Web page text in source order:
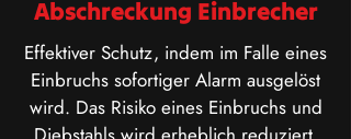
Abschreckung Einbrecher
Effektiver Schutz, indem im Falle eines
Einbruchs sofortiger Alarm ausgelöst
wird. Das Risiko eines Einbruchs und